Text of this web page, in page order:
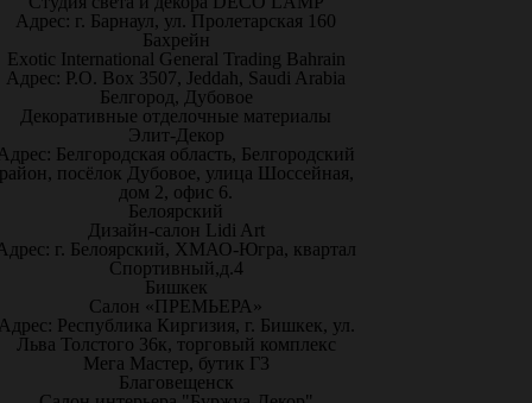
Адрес: г. Барнаул, ул. Пролетарская 160
Бахрейн
Exotic International General Trading Bahrain
Адрес: P.O. Box 3507, Jeddah, Saudi Arabia
Белгород, Дубовое
Декоративные отделочные материалы
Элит-Декор
Белгородская область, Белгородский
посёлок Дубовое, улица Шоссейная,
дом 2, офис 6.
Белоярский
Дизайн-салон Lidi Art
г. Белоярский, ХМАО-Югра, квартал
Спортивный,д.4
Бишкек
Салон «ПРЕМЬЕРА»
Республика Киргизия, г. Бишкек, ул.
Льва Толстого 36к, торговый комплекс
Мега Мастер, бутик Г3
Благовещенск